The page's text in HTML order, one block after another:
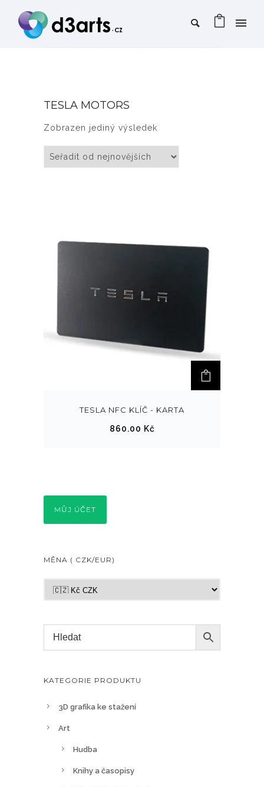
TESLA MOTORS
Zobrazen jediný výsledek
TESLA NFC KLÍČ - KARTA
860.00 Kč
MŮJ ÚČET
MĚNA ( CZK/EUR)
KATEGORIE PRODUKTU
3D grafika ke stažení
Art
Hudba
Knihy a časopisy